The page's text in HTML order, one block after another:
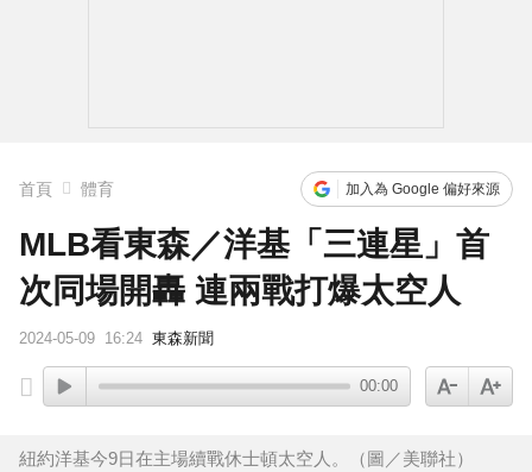
首頁 體育 加入為 Google 偏好來源
MLB看東森／洋基「三連星」首
次同場開轟 連兩戰打爆太空人
2024-05-09 16:24 東森新聞
00:00
紐約洋基今9日在主場續戰休士頓太空人。（圖／美聯社）